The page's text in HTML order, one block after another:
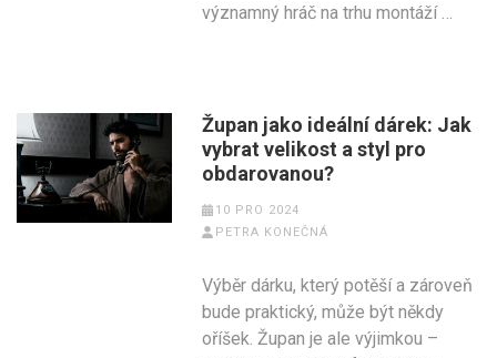
významný hráč na trhu montáží …
Župan jako ideální dárek: Jak
vybrat velikost a styl pro
obdarovanou?
10 PRO 2024
PETRA KONEČNÁ
Výběr dárku, který potěší a zároveň
bude praktický, může být někdy
oříšek. Župan je ale výjimkou –